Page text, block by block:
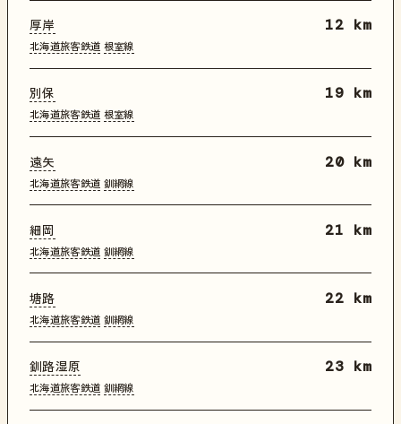
厚岸
北海道旅客鉄道 根室線
12 km
別保
北海道旅客鉄道 根室線
19 km
遠矢
北海道旅客鉄道 釧網線
20 km
細岡
北海道旅客鉄道 釧網線
21 km
塘路
北海道旅客鉄道 釧網線
22 km
釧路湿原
北海道旅客鉄道 釧網線
23 km